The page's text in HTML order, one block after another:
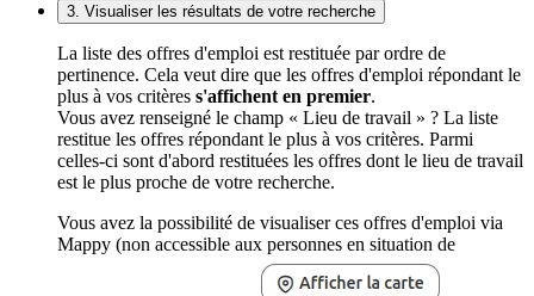
3. Visualiser les résultats de votre recherche
La liste des offres d'emploi est restituée par ordre de
pertinence. Cela veut dire que les offres d'emploi répondant le
plus à vos critères s'affichent en premier.
Vous avez renseigné le champ « Lieu de travail » ? La liste
restitue les offres répondant le plus à vos critères. Parmi
celles-ci sont d'abord restituées les offres dont le lieu de travail
est le plus proche de votre recherche.
Vous avez la possibilité de visualiser ces offres d'emploi via
Mappy (non accessible aux personnes en situation de